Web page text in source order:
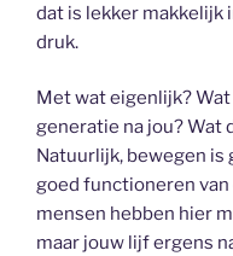
dat is lekker makkelijk
druk.
Met wat eigenlijk? Wat
generatie na jou? Wat
Natuurlijk, bewegen is
goed functioneren van
mensen hebben hier
maar jouw lijf ergens